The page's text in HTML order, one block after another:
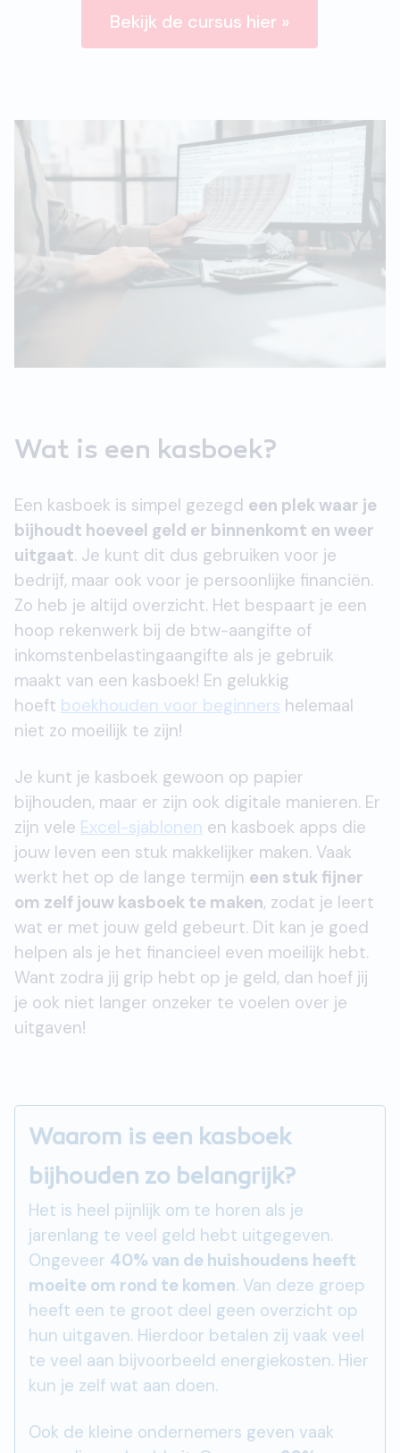
Bekijk de cursus hier »
Wat is een kasboek?
Een kasboek is simpel gezegd een plek waar je
bijhoudt hoeveel geld er binnenkomt en weer
uitgaat. Je kunt dit dus gebruiken voor je
bedrijf, maar ook voor je persoonlijke financiën.
Zo heb je altijd overzicht. Het bespaart je een
hoop rekenwerk bij de btw-aangifte of
inkomstenbelastingaangifte als je gebruik
maakt van een kasboek! En gelukkig
hoeft boekhouden voor beginners helemaal
niet zo moeilijk te zijn!
Je kunt je kasboek gewoon op papier
bijhouden, maar er zijn ook digitale manieren. Er
zijn vele Excel-sjablonen en kasboek apps die
jouw leven een stuk makkelijker maken. Vaak
werkt het op de lange termijn een stuk fijner
om zelf jouw kasboek te maken, zodat je leert
wat er met jouw geld gebeurt. Dit kan je goed
helpen als je het financieel even moeilijk hebt.
Want zodra jij grip hebt op je geld, dan hoef jij
je ook niet langer onzeker te voelen over je
uitgaven!
Waarom is een kasboek
bijhouden zo belangrijk?
Het is heel pijnlijk om te horen als je
jarenlang te veel geld hebt uitgegeven.
Ongeveer 40% van de huishoudens heeft
moeite om rond te komen. Van deze groep
heeft een te groot deel geen overzicht op
hun uitgaven. Hierdoor betalen zij vaak veel
te veel aan bijvoorbeeld energiekosten. Hier
kun je zelf wat aan doen.
Ook de kleine ondernemers geven vaak